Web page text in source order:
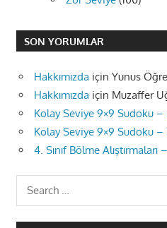
SON YORUMLAR
Hakkımızda için Yunus
Hakkımızda için Muzaffer
Kolay Seviye 9×9 Sudoku –
Kolay Seviye 9×9 Sudoku –
4. Sınıf Bölme Alıştırmaları
Search